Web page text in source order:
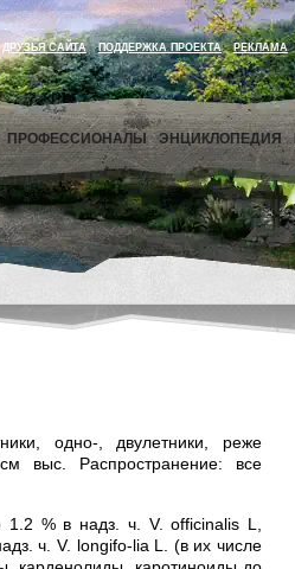
ДРУЗЬЯ САЙТА ПОДДЕРЖКА ПРОЕКТА РЕКЛАМА
ПРОФЕССИОНАЛЫ ЭНЦИКЛОПЕДИЯ
одно-, двулетники, реже
выс. Распространение: все
% в надз. ч. V. officinalis L,
ч. V. longifo-lia L. (в их числе